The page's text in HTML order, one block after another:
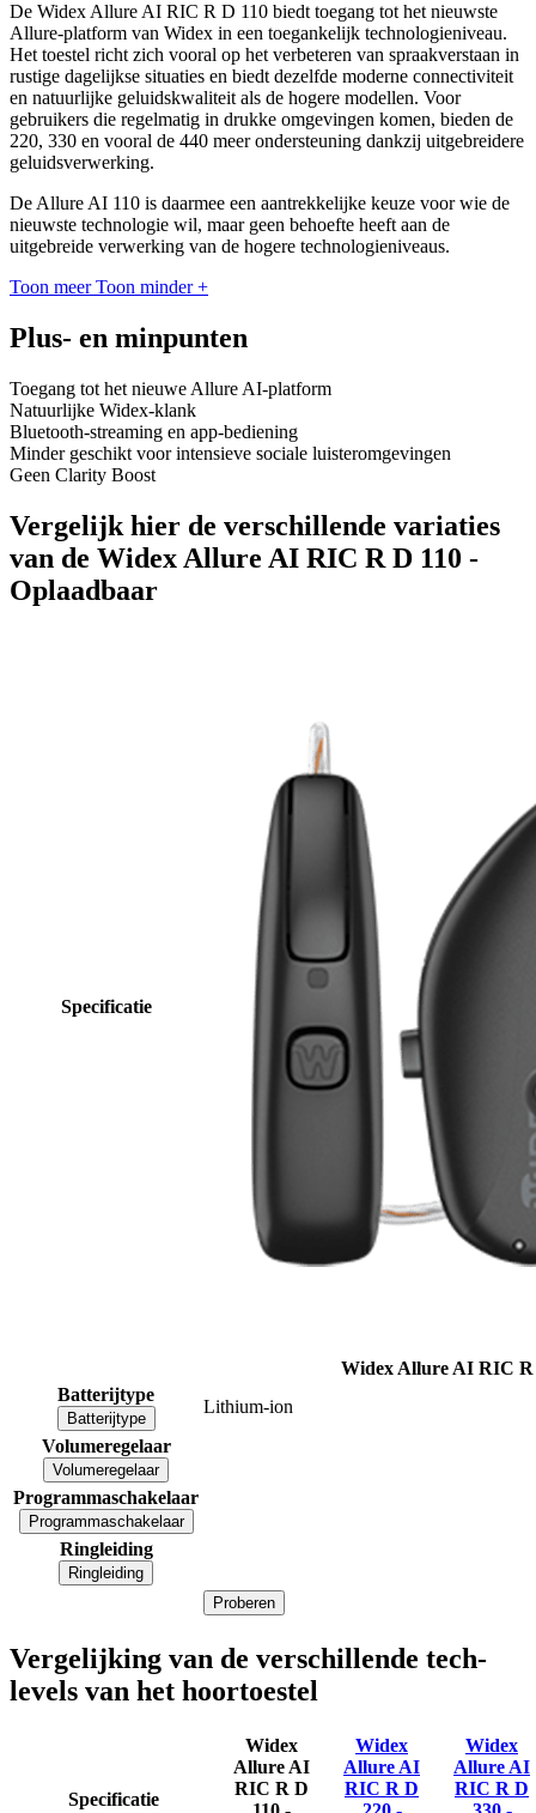
De Widex Allure AI RIC R D 110 biedt toegang tot het nieuwste
Allure-platform van Widex in een toegankelijk technologieniveau.
Het toestel richt zich vooral op het verbeteren van spraakverstaan in
rustige dagelijkse situaties en biedt dezelfde moderne connectiviteit
en natuurlijke geluidskwaliteit als de hogere modellen. Voor
gebruikers die regelmatig in drukke omgevingen komen, bieden de
220, 330 en vooral de 440 meer ondersteuning dankzij uitgebreidere
geluidsverwerking.
De Allure AI 110 is daarmee een aantrekkelijke keuze voor wie de
nieuwste technologie wil, maar geen behoefte heeft aan de
uitgebreide verwerking van de hogere technologieniveaus.
Toon meer Toon minder +
Plus- en minpunten
Toegang tot het nieuwe Allure AI-platform
Natuurlijke Widex-klank
Bluetooth-streaming en app-bediening
Minder geschikt voor intensieve sociale luisteromgevingen
Geen Clarity Boost
Vergelijk hier de verschillende variaties
van de Widex Allure AI RIC R D 110 -
Oplaadbaar
Specificatie
Widex Allure AI RIC
Batterijtype
Batterijtype
Lithium-ion
Volumeregelaar
Volumeregelaar
Programmaschakelaar
Programmaschakelaar
Ringleiding
Ringleiding
Proberen
Vergelijking van de verschillende tech-
levels van het hoortoestel
Specificatie
Widex
Allure AI
RIC R D
Widex
Allure AI
RIC R D
Widex
Allure AI
RIC R D